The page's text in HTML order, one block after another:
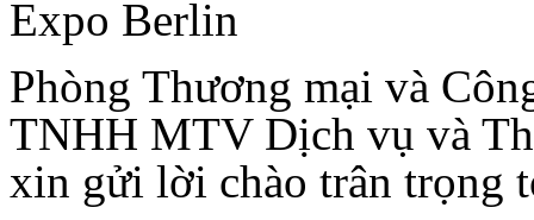
Expo Berlin
Phòng Thương mại và
TNHH MTV Dịch vụ và
xin gửi lời chào trân trọng